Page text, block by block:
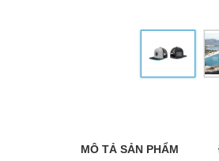
MÔ TẢ SẢN PHẨM